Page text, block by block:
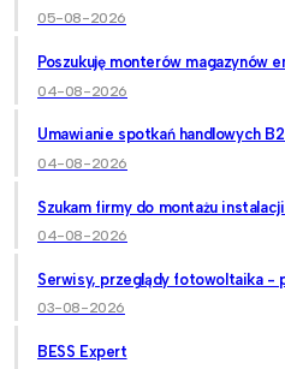
05-08-2026
Poszukuję monterów magazynów
04-08-2026
Umawianie spotkań handlowych
04-08-2026
Szukam firmy do montażu
04-08-2026
Serwisy, przeglądy fotowoltaika -
03-08-2026
BESS Expert